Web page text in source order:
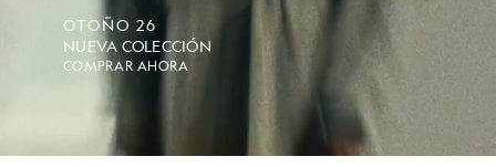
OTOÑO 26
NUEVA COLECCIÓN
COMPRAR AHORA